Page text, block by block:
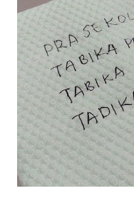
balik keja aku ajak la
sikit...dalam perjalanan
kami memang akan
dalam... dan kebiasanya
bahagi lah siapa nak
dukung adik hadi sambil
ngah dengan abg long
kalau ikut anak-anak
ba...